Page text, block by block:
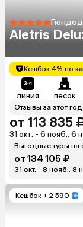
Aletris
Кешбэк 4% по
линия песок
Отзывы за этот год
от 113 835
31 окт. - 6 нояб., 6
Выгодные туры на
от 134 105 ₽
31 окт. - 8 нояб., 8
Кешбэк + 2 590